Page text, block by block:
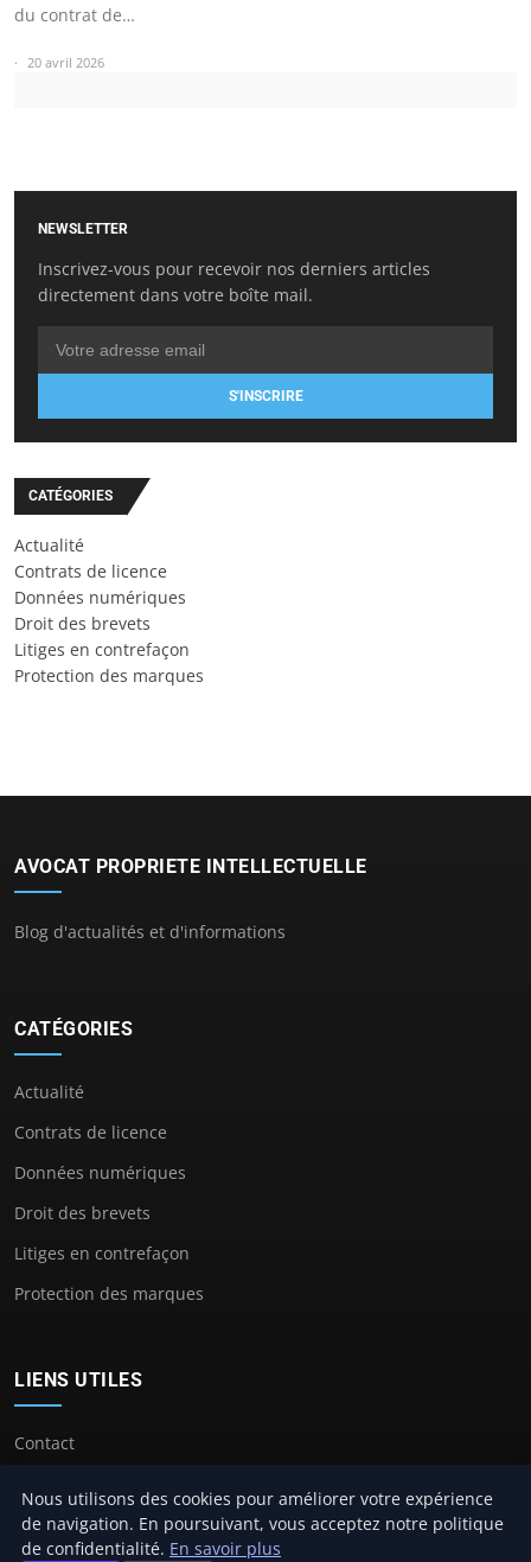
du contrat de…
20 avril 2026
NEWSLETTER
Inscrivez-vous pour recevoir nos derniers articles
directement dans votre boîte mail.
S'INSCRIRE
CATÉGORIES
Actualité
Contrats de licence
Données numériques
Droit des brevets
Litiges en contrefaçon
Protection des marques
AVOCAT PROPRIETE INTELLECTUELLE
Blog d'actualités et d'informations
CATÉGORIES
Actualité
Contrats de licence
Données numériques
Droit des brevets
Litiges en contrefaçon
Protection des marques
LIENS UTILES
Contact
© 2026 Avocat Propriete Intellectuelle. Tous droits réservés.
Nous utilisons des cookies pour améliorer votre expérience
de navigation. En poursuivant, vous acceptez notre politique
de confidentialité. En savoir plus